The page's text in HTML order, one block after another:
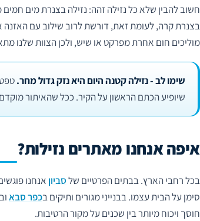
חשוב להבין שלא כל נזילה זהה: נזילה בצנרת מים
בצנרת קרה, לעומת זאת, דורשת לרוב שילוב עם
מוליכים חום אחרת מפרקט או שיש, ולכן הצוות שלנו
שימו לב - נזילה קטנה היום היא נזק גדול מחר.
שיופיע הכתם הראשון על הקיר. ככל שהאיתור מוקדם
איפה אנחנו מאתרים נזילות?
בכל רחבי הארץ. בבתים הפרטיים שלסביון אנחנו
סימן על הבית עצמו. בבנייני מגורים ותיקים בכפר סבאוב
חוסך ויכוח מיותר בין שכנים על מקור הרטיבות.